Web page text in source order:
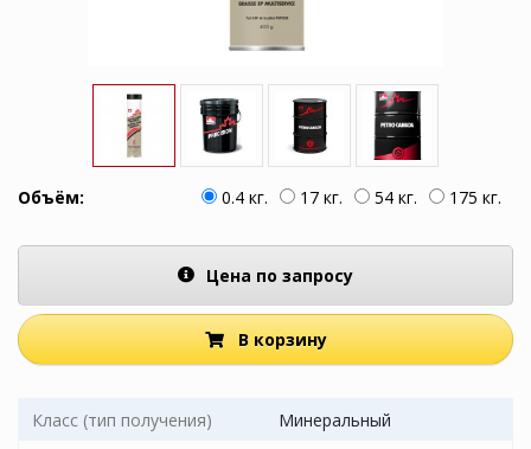
Объём: 0.4 кг. 17 кг. 54 кг. 175 кг.
Цена по запросу
В корзину
Класс (тип получения)
Минеральный